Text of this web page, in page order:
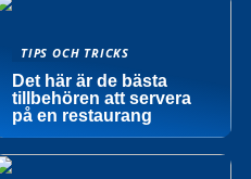
TIPS OCH TRICKS
Det här är de bästa
tillbehören att servera
på en restaurang